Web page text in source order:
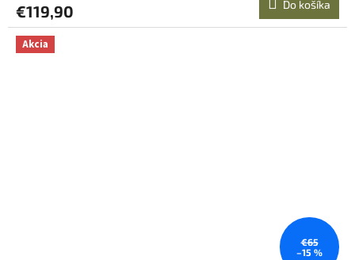
€119,90 Do košíka
Akcia
€65
–15 %